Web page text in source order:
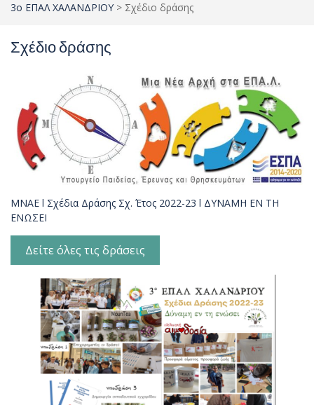
3ο ΕΠΑΛ ΧΑΛΑΝΔΡΙΟΥ > Σχέδιο δράσης
Σχέδιο δράσης
ΜΝΑΕ l Σχέδια Δράσης Σχ. Έτος 2022-23 l ΔΥΝΑΜΗ ΕΝ ΤΗ
ΕΝΩΣΕΙ
Δείτε όλες τις δράσεις